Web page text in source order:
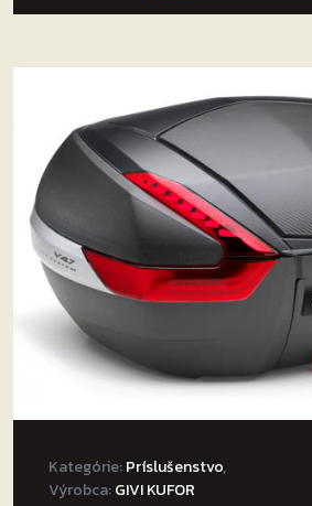
Kategórie:Príslušenstvo,
Výrobca:GIVI KUFOR